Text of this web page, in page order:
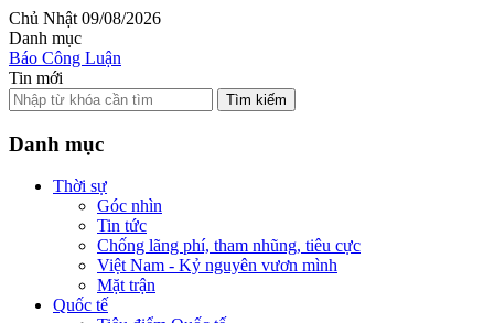
Chủ Nhật 09/08/2026
Danh mục
Báo Công Luận
Tin mới
Tìm kiếm
Danh mục
Thời sự
Góc nhìn
Tin tức
Chống lãng phí, tham nhũng, tiêu cực
Việt Nam - Kỷ nguyên vươn mình
Mặt trận
Quốc tế